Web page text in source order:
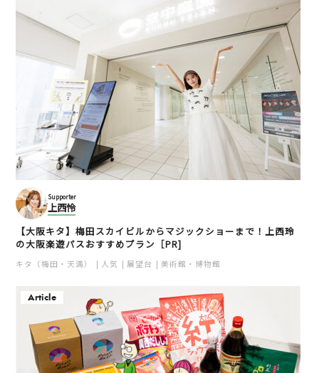
Supporter
上西怜
【大阪キタ】梅田スカイビルからマジックショーまで！上西玲
の大阪楽遊パスおすすめプラン［PR]
キタ（梅田・天満） 人気 展望台 美術館・博物館
Article